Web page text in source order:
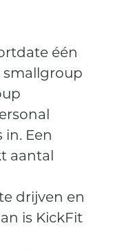
één
smallgroup
Een
aantal
drijven en
is KickFit